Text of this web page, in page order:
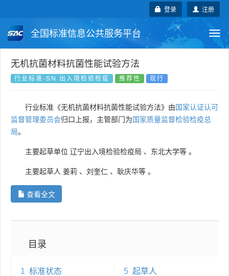
注册
登录
全国标准信息公共服务平台
国家标准 行业标准
国外标准 技术委员会
无机抗菌材料抗菌性能试验方法
行业标准-SN 出入境检验检疫 推荐性 现行
行业标准《无机抗菌材料抗菌性能试验方法》由国家认证认可
监督管理委员会归口上报，主管部门为国家质量监督检验检疫总
局。
主要起草单位 辽宁出入境检验检疫局 、 东北大学等 。
主要起草人 姜莉 、 刘奎仁 、 耿庆华等 。
查看全文
目录
1 标准状态
5 起草人